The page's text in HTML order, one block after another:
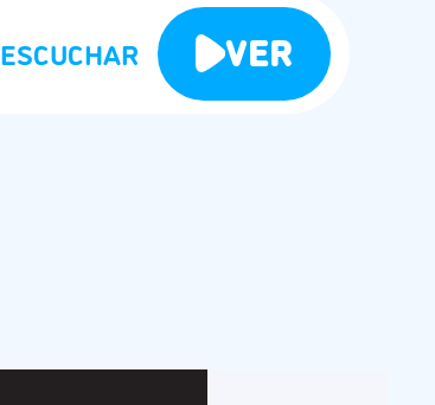
ESCUCHAR VER